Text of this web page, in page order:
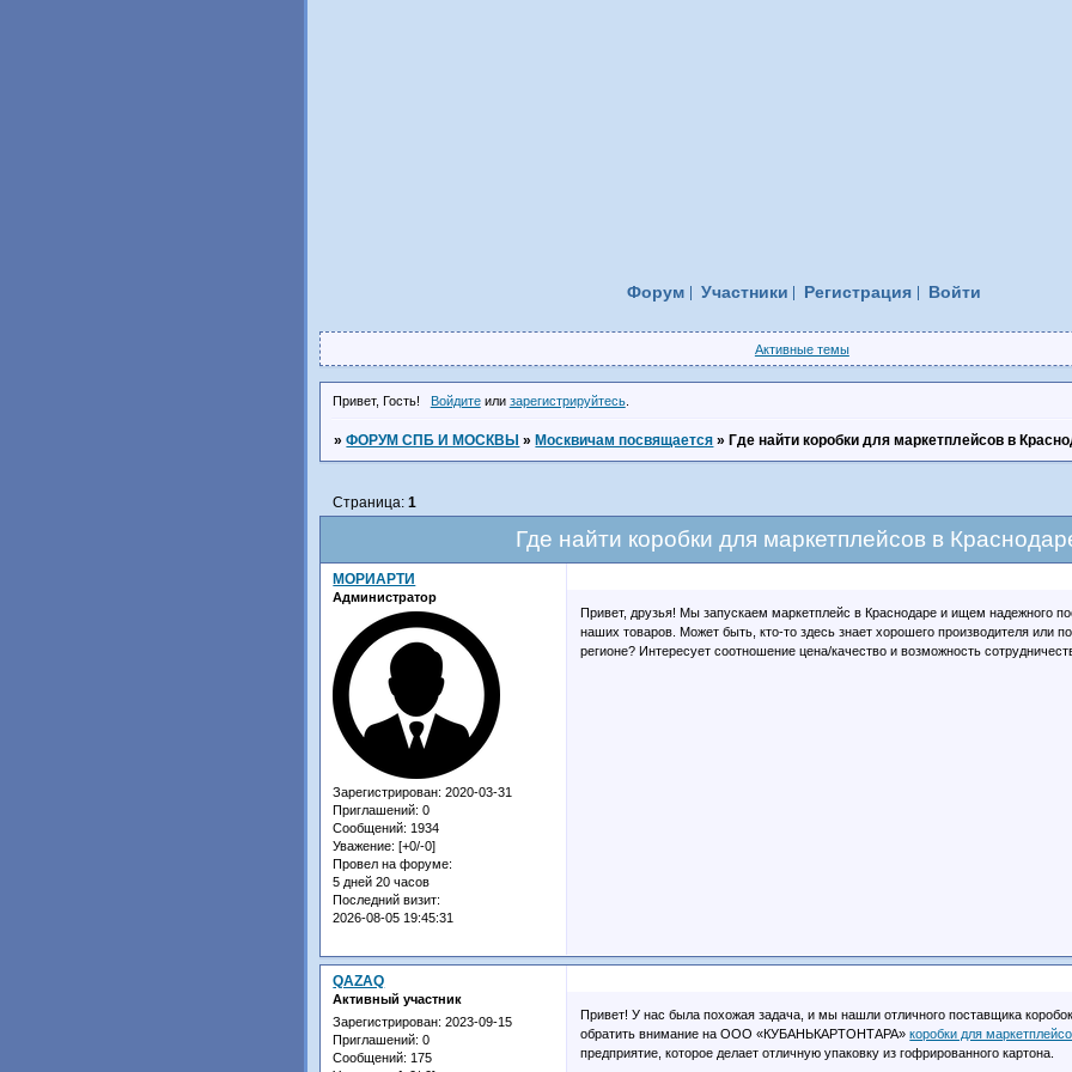
Форум Участники Регистрация Войти
Активные темы
Привет, Гость! Войдитеили зарегистрируйтесь.
»ФОРУМ СПБ И МОСКВЫ » Москвичам посвящается » Где найти коробки для маркетплейсов в
Где найти коробки для маркетплейсов в
Страница:1
МОРИАРТИ
Администратор
Зарегистрирован: 2020-03-31
Приглашений: 0
Сообщений: 1934
Уважение: [+0/-0]
Провел на форуме:
5 дней 20 часов
Последний визит:
2026-08-05 19:45:31
Привет, друзья! Мы запускаем маркетплейс в Краснодаре и ищем надежного
наших товаров. Может быть, кто-то здесь знает хорошего производителя или
регионе? Интересует соотношение цена/качество и возможность
QAZAQ
Активный участник
Зарегистрирован: 2023-09-15
Приглашений: 0
Сообщений: 175
Привет! У нас была похожая задача, и мы нашли отличного поставщика
обратить внимание на ООО «КУБАНЬКАРТОНТАРА»коробки для
предприятие, которое делает отличную упаковку из гофрированного картона.